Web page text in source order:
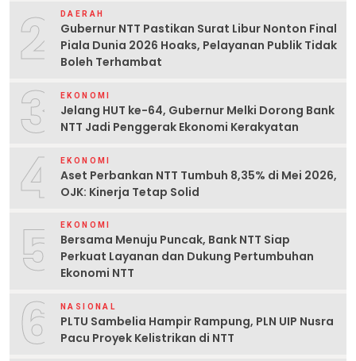
2 DAERAH
Gubernur NTT Pastikan Surat Libur Nonton Final
Piala Dunia 2026 Hoaks, Pelayanan Publik Tidak
Boleh Terhambat
3 EKONOMI
Jelang HUT ke-64, Gubernur Melki Dorong Bank
NTT Jadi Penggerak Ekonomi Kerakyatan
4 EKONOMI
Aset Perbankan NTT Tumbuh 8,35% di Mei 2026,
OJK: Kinerja Tetap Solid
5 EKONOMI
Bersama Menuju Puncak, Bank NTT Siap
Perkuat Layanan dan Dukung Pertumbuhan
Ekonomi NTT
6 NASIONAL
PLTU Sambelia Hampir Rampung, PLN UIP Nusra
Pacu Proyek Kelistrikan di NTT